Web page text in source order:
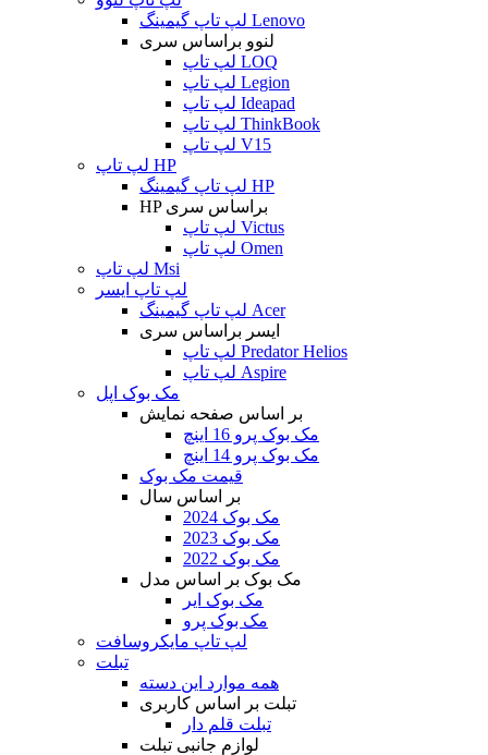
لپ تاپ گیمینگ Lenovo
لنوو براساس سری
لپ تاپ LOQ
لپ تاپ Legion
لپ تاپ Ideapad
لپ تاپ ThinkBook
لپ تاپ V15
لپ تاپ HP
لپ تاپ گیمینگ HP
HP براساس سری
لپ تاپ Victus
لپ تاپ Omen
لپ تاپ Msi
لپ تاپ ایسر
لپ تاپ گیمینگ Acer
ایسر براساس سری
لپ تاپ Predator Helios
لپ تاپ Aspire
مک بوک اپل
بر اساس صفحه نمایش
مک بوک پرو 16 اینچ
مک بوک پرو 14 اینچ
قیمت مک بوک
بر اساس سال
مک بوک 2024
مک بوک 2023
مک بوک 2022
مک بوک بر اساس مدل
مک بوک ایر
مک بوک پرو
لپ تاپ مایکروسافت
تبلت
همه موارد این دسته
تبلت بر اساس کاربری
تبلت قلم دار
لوازم جانبی تبلت